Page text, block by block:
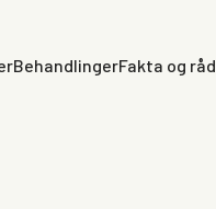
BehandlingerFakta og råd